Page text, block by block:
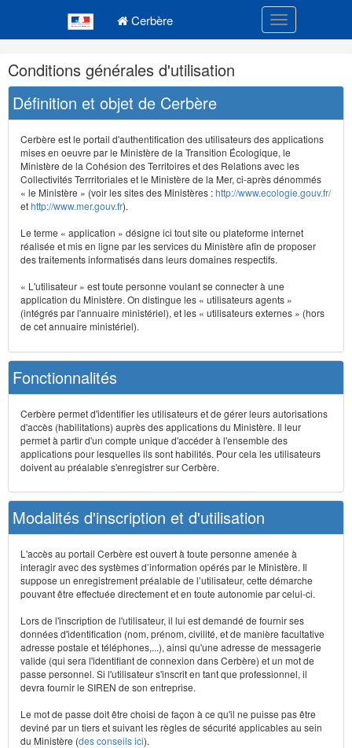
Cerbère Toggle
Navigation
et
outils
annexes
Conditions générales d'utilisation
Définition et objet de Cerbère
Cerbère est le portail d'authentification des utilisateurs des applications
mises en oeuvre par le Ministère de la Transition Écologique, le
Ministère de la Cohésion des Territoires et des Relations avec les
Collectivités Terrritoriales et le Ministère de la Mer, ci-après dénommés
« le Ministère » (voir les sites des Ministères :http://www.ecologie.gouv.fr/
ethttp://www.mer.gouv.fr).
Le terme « application » désigne ici tout site ou plateforme internet
réalisée et mis en ligne par les services du Ministère afin de proposer
des traitements informatisés dans leurs domaines respectifs.
« L'utilisateur » est toute personne voulant se connecter à une
application du Ministère. On distingue les « utilisateurs agents »
(intégrés par l'annuaire ministériel), et les « utilisateurs externes » (hors
de cet annuaire ministériel).
Fonctionnalités
Cerbère permet d'identifier les utilisateurs et de gérer leurs autorisations
d'accès (habilitations) auprès des applications du Ministère. Il leur
permet à partir d'un compte unique d'accéder à l'ensemble des
applications pour lesquelles ils sont habilités. Pour cela les utilisateurs
doivent au préalable s'enregistrer sur Cerbère.
Modalités d'inscription et d'utilisation
L'accès au portail Cerbère est ouvert à toute personne amenée à
interagir avec des systèmes d’information opérés par le Ministère. Il
suppose un enregistrement préalable de l’utilisateur, cette démarche
pouvant être effectuée directement et en toute autonomie par celui-ci.
Lors de l'inscription de l'utilisateur, il lui est demandé de fournir ses
données d'identification (nom, prénom, civilité, et de manière facultative
adresse postale et téléphones,...), ainsi qu'une adresse de messagerie
valide (qui sera l'identifiant de connexion dans Cerbère) et un mot de
passe personnel. Si l'utilisateur s'inscrit en tant que professionnel, il
devra fournir le SIREN de son entreprise.
Le mot de passe doit être choisi de façon à ce qu'il ne puisse pas être
deviné par un tiers et suivant les règles de sécurité applicables au sein
du Ministère (des conseils ici).